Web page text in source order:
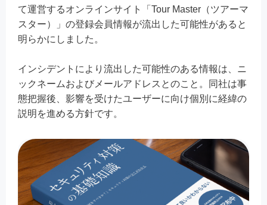
て運営するオンラインサイト「Tour Master（ツアーマ
スター）」の登録会員情報が流出した可能性があると
明らかにしました。
インシデントにより流出した可能性のある情報は、ニ
ックネームおよびメールアドレスとのこと。同社は事
態把握後、影響を受けたユーザーに向け個別に経緯の
説明を進める方針です。